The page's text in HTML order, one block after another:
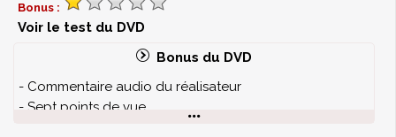
Bonus :
Voir le test du DVD
Bonus du DVD
- Commentaire audio du réalisateur
- Sept points de vue